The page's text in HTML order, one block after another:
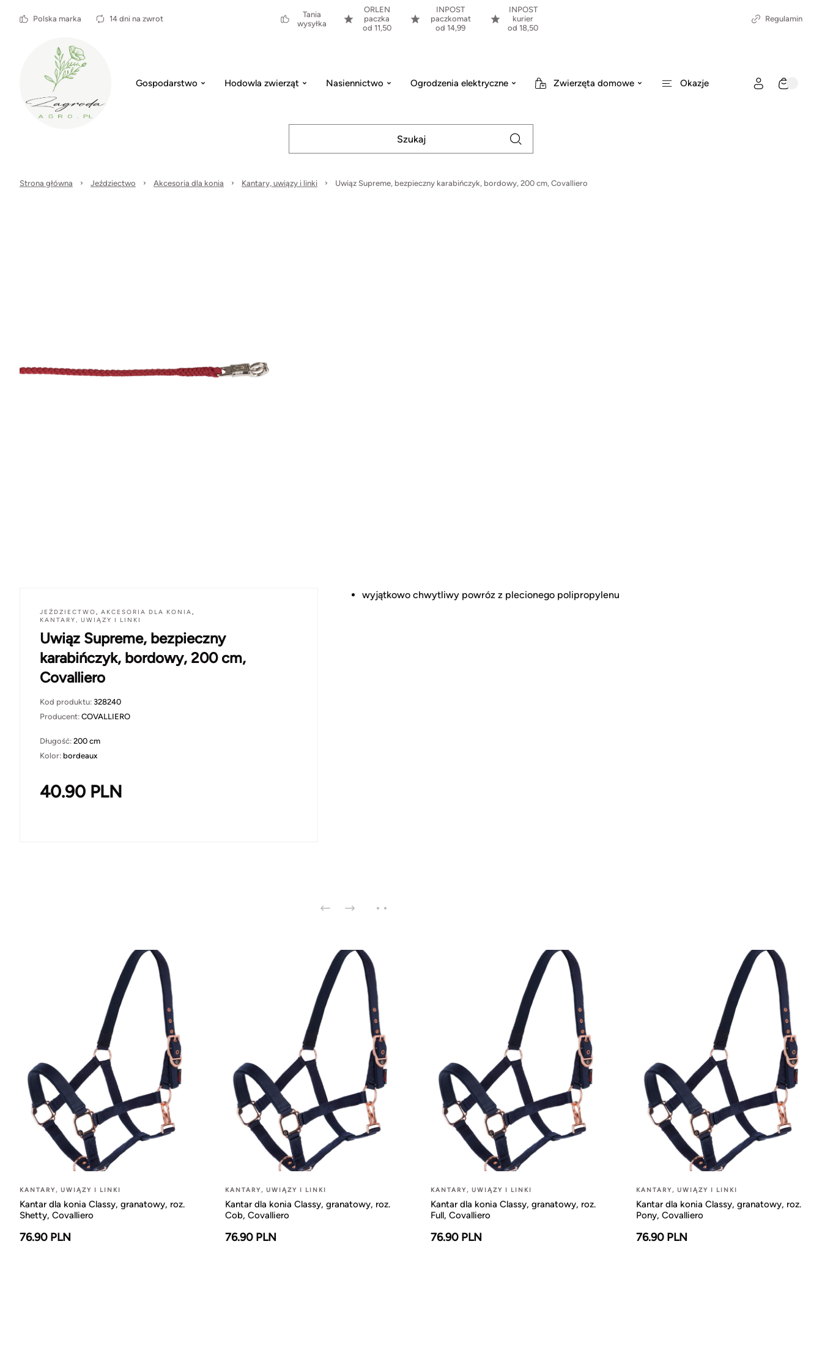
Polska marka 14 dni na zwrot
Tania
wysyłka
ORLEN
paczka
od 11,50
INPOST
paczkomat
od 14,99
INPOST
kurier
od 18,50
Regulamin
Gospodarstwo Hodowla zwierząt Nasiennictwo Ogrodzenia elektryczne Zwierzęta domowe Okazje
Strona główna Jeździectwo Akcesoria dla konia Kantary, uwiązy i linki Uwiąz Supreme, bezpieczny karabińczyk, bordowy, 200 cm, Covalliero
JEŹDZIECTWO, AKCESORIA DLA KONIA,
KANTARY, UWIĄZY I LINKI
Uwiąz Supreme, bezpieczny
karabińczyk, bordowy, 200 cm,
Covalliero
Kod produktu: 328240
Producent: COVALLIERO
Długość: 200 cm
Kolor: bordeaux
40.90 PLN
wyjątkowo chwytliwy powróz z plecionego polipropylenu
KANTARY, UWIĄZY I LINKI
Kantar dla konia Classy, granatowy, roz.
Shetty, Covalliero
76.90 PLN
KANTARY, UWIĄZY I LINKI
Kantar dla konia Classy, granatowy, roz.
Cob, Covalliero
76.90 PLN
KANTARY, UWIĄZY I LINKI
Kantar dla konia Classy, granatowy, roz.
Full, Covalliero
76.90 PLN
KANTARY, UWIĄZY I LINKI
Kantar dla konia Classy, granatowy, roz.
Pony, Covalliero
76.90 PLN